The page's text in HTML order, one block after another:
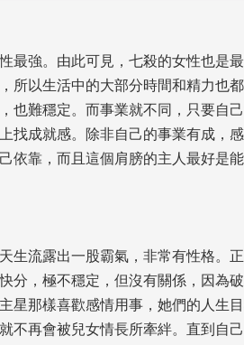
最強。由此可見，七殺的女性也是
所以生活中的大部分時間和精力也
也難穩定。而事業就不同，只要自
找成就感。除非自己的事業有成，
依靠，而且這個肩膀的主人最好是
生流露出一股霸氣，非常有性格。
分，極不穩定，但沒有關係，因為
主星那樣喜歡感情用事，她們的人生
不再會被兒女情長所牽絆。直到自